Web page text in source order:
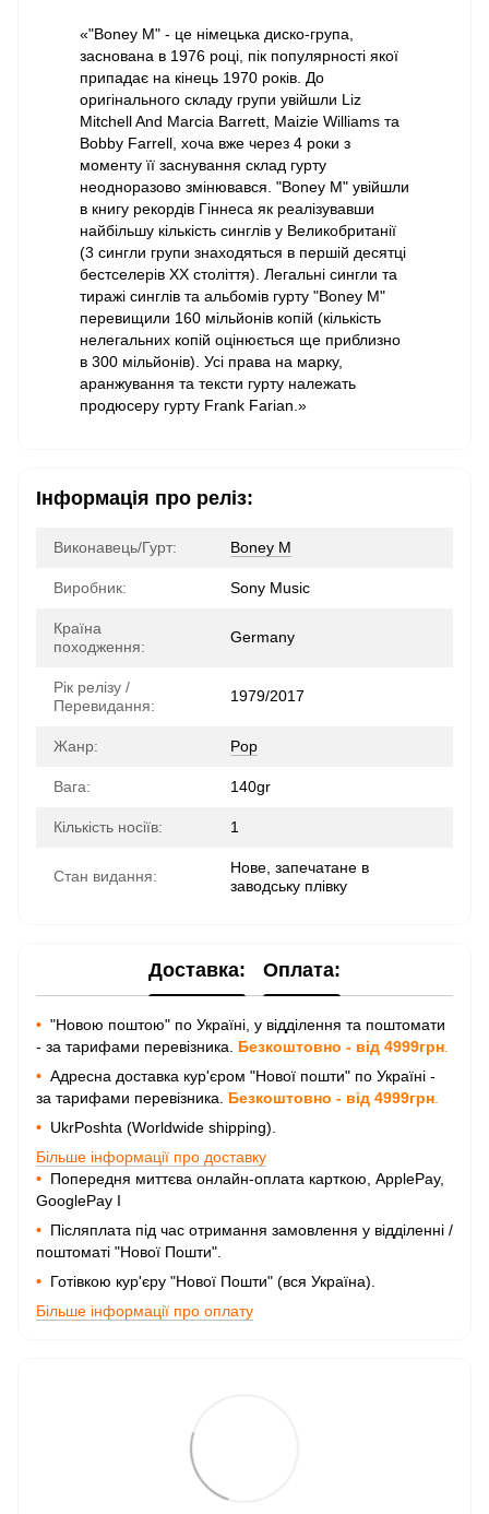
«"Boney M" - це німецька диско-група,
заснована в 1976 році, пік популярності якої
припадає на кінець 1970 років. До
оригінального складу групи увійшли Liz
Mitchell And Marcia Barrett, Maizie Williams та
Bobby Farrell, хоча вже через 4 роки з
моменту її заснування склад гурту
неодноразово змінювався. "Boney M" увійшли
в книгу рекордів Гіннеса як реалізувавши
найбільшу кількість синглів у Великобританії
(3 сингли групи знаходяться в першій десятці
бестселерів XX століття). Легальні сингли та
тиражі синглів та альбомів гурту "Boney M"
перевищили 160 мільйонів копій (кількість
нелегальних копій оцінюється ще приблизно
в 300 мільйонів). Усі права на марку,
аранжування та тексти гурту належать
продюсеру гурту Frank Farian.»
Інформація про реліз:
Виконавець/Гурт: Boney M
Виробник: Sony Music
Країна
походження:
Germany
Рік релізу /
Перевидання:
1979/2017
Жанр: Pop
Вага: 140gr
Кількість носіїв: 1
Стан видання:
Нове, запечатане в
заводську плівку
Доставка: Оплата:
• "Новою поштою" по Україні, у відділення та поштомати
- за тарифами перевізника. Безкоштовно - від 4999грн
• Адресна доставка кур'єром "Нової пошти" по Україні -
за тарифами перевізника. Безкоштовно - від 4999грн
• UkrPoshta (Worldwide shipping).
Більше інформації про доставку
• Попередня миттєва онлайн-оплата карткою, ApplePay,
GooglePay I
• Післяплата під час отримання замовлення у відділенні /
поштоматі "Нової Пошти".
• Готівкою кур'єру "Нової Пошти" (вся Україна).
Більше інформації про оплату